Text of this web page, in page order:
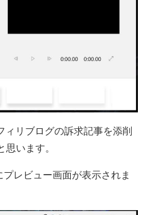
ィリブログの訴求記事を添削
思います。
レビュー画面が表示されま